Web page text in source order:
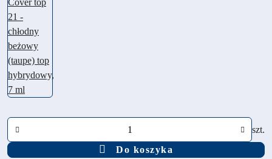
szt.
Do koszyka